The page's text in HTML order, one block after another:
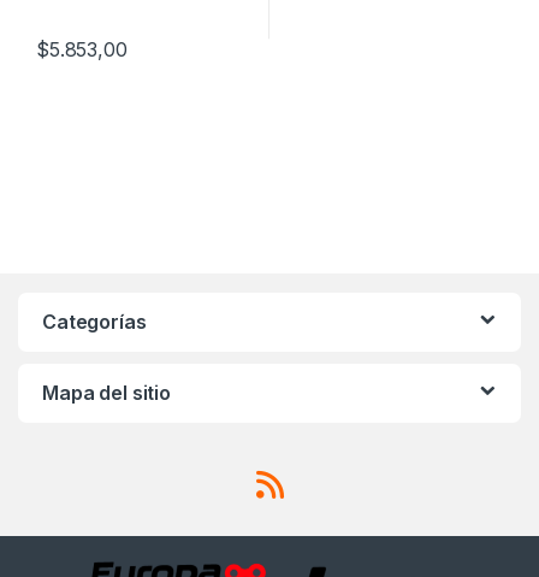
$5.853,00
Categorías
Mapa del sitio